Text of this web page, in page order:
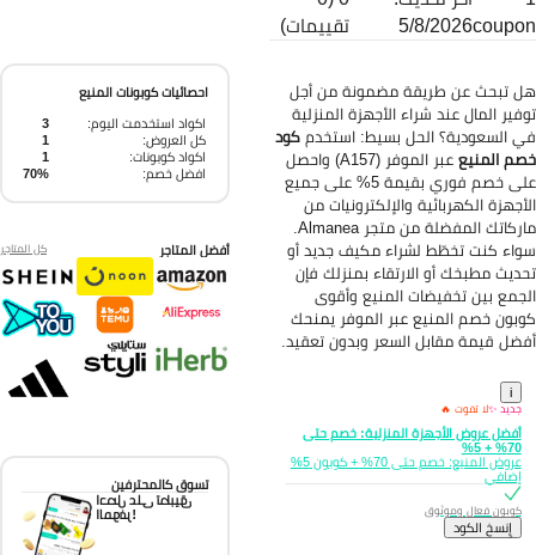
5/8/2026 تقييمات)
تبحث عن طريقة مضمونة من أجل
المال عند شراء الأجهزة المنزلية
السعودية؟ الحل بسيط: استخدمكود
المنيع عبر الموفر (A157) واحصل
على خصم فوري بقيمة 5% على جميع
الكهربائية والإلكترونيات من
ماركاتك المفضلة من متجر Almanea.
كنت تخطّط لشراء مكيف جديد أو
مطبخك أو الارتقاء بمنزلك فإن
بين تخفيضات المنيع وأقوى
خصم المنيع عبر الموفر يمنحك
قيمة مقابل السعر وبدون تعقيد.
i
جديد ✨لا تفوت 🔥
أفضل عروض الأجهزة المنزلية: خصم حتى
70% + 5%
عروض المنيع: خصم حتى 70% + كوبون 5%
إضافي
كوبون فعال وموثوق
إِنسخ الكود
احصائيات كوبونات المنيع
اكواد استخدمت اليوم:
كل العروض:
اكواد كوبونات:
افضل خصم: 70%
أفضل المتاجر كل المتاجر
تسوق كالمحترفين
احصل على تطبيق
الموفر!